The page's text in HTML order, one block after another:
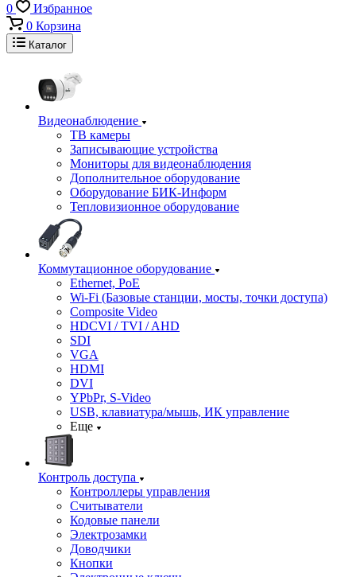
0
Избранное
0 Корзина
Каталог
Видеонаблюдение
ТВ камеры
Записывающие устройства
Мониторы для видеонаблюдения
Дополнительное оборудование
Оборудование БИК-Информ
Тепловизионное оборудование
Коммутационное оборудование
Ethernet, PoE
Wi-Fi (Базовые станции, мосты, точки доступа)
Composite Video
HDCVI / TVI / AHD
SDI
VGA
HDMI
DVI
YPbPr, S-Video
USB, клавиатура/мышь, ИК управление
Еще
Контроль доступа
Контроллеры управления
Считыватели
Кодовые панели
Электрозамки
Доводчики
Кнопки